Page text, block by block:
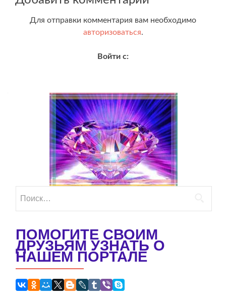
Для отправки комментария вам необходимо
авторизоваться.
Войти с:
ПОМОГИТЕ СВОИМ
ДРУЗЬЯМ УЗНАТЬ О
НАШЕМ ПОРТАЛЕ